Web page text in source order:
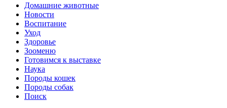
Домашние животные
Новости
Воспитание
Уход
Здоровье
Зооменю
Готовимся к выставке
Наука
Породы кошек
Породы собак
Поиск